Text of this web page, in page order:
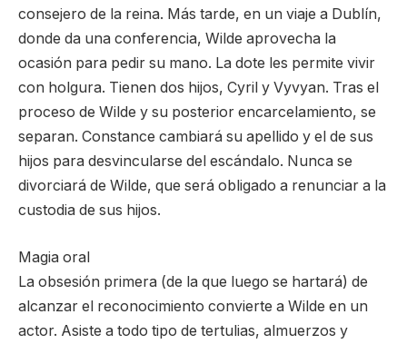
consejero de la reina. Más tarde, en un viaje a Dublín,
donde da una conferencia, Wilde aprovecha la
ocasión para pedir su mano. La dote les permite vivir
con holgura. Tienen dos hijos, Cyril y Vyvyan. Tras el
proceso de Wilde y su posterior encarcelamiento, se
separan. Constance cambiará su apellido y el de sus
hijos para desvincularse del escándalo. Nunca se
divorciará de Wilde, que será obligado a renunciar a la
custodia de sus hijos.
Magia oral
La obsesión primera (de la que luego se hartará) de
alcanzar el reconocimiento convierte a Wilde en un
actor. Asiste a todo tipo de tertulias, almuerzos y